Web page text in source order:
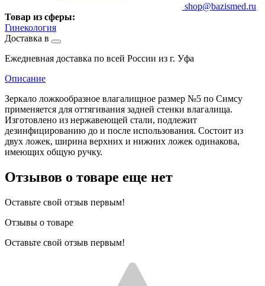
shop@bazismed.ru
Товар из сферы:
Гинекология
Доставка в
Ежедневная доставка по всей России из г. Уфа
Описание
Зеркало ложкообразное влагалищное размер №5 по Симсу
применяется для оттягивания задней стенки влагалища.
Изготовлено из нержавеющей стали, подлежит
дезинфицированию до и после использования. Состоит из
двух ложек, ширина верхних и нижних ложек одинакова,
имеющих общую ручку.
Отзывов о товаре еще нет
Оставьте свой отзыв первым!
Отзывы о товаре
Оставьте свой отзыв первым!